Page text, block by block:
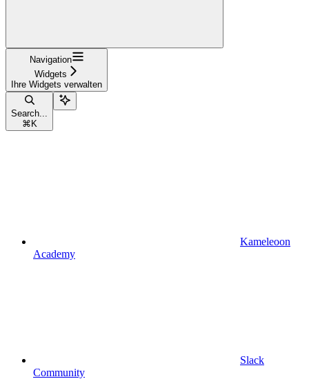
Navigation
Widgets
Ihre Widgets verwalten
Search...
⌘ K
Kameleoon
Academy
Slack
Community